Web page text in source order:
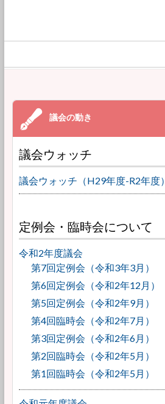
議会ウォッチ
議会ウォッチ（H29年度-R2年度）
定例会・臨時会について
令和2年度議会
第7回定例会（令和3年3月）
第6回定例会（令和2年12月）
第5回定例会（令和2年9月）
第4回臨時会（令和2年7月）
第3回定例会（令和2年6月）
第2回臨時会（令和2年5月）
第1回臨時会（令和2年5月）